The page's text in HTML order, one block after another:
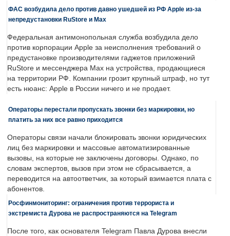
ФАС возбудила дело против давно ушедшей из РФ Apple из-за
непредустановки RuStore и Max
Федеральная антимонопольная служба возбудила дело
против корпорации Apple за неисполнения требований о
предустановке производителями гаджетов приложений
RuStore и мессенджера Max на устройства, продающиеся
на территории РФ. Компании грозит крупный штраф, но тут
есть нюанс: Apple в России ничего и не продает.
Операторы перестали пропускать звонки без маркировки, но
платить за них все равно приходится
Операторы связи начали блокировать звонки юридических
лиц без маркировки и массовые автоматизированные
вызовы, на которые не заключены договоры. Однако, по
словам экспертов, вызов при этом не сбрасывается, а
переводится на автоответчик, за который взимается плата с
абонентов.
Росфинмониторинг: ограничения против террориста и
экстремиста Дурова не распространяются на Telegram
После того, как основателя Telegram Павла Дурова внесли